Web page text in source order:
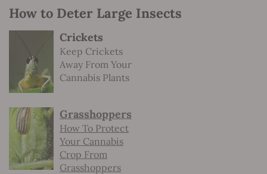
How to Deter Large Insects
Crickets
Keep Crickets
Away From Your
Cannabis Plants
Grasshoppers
How To Protect
Your Cannabis
Crop From
Grasshoppers